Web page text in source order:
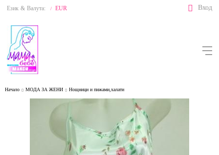
Език & Валута: / EUR Вход
Начало МОДА ЗА ЖЕНИ Нощници и пижами,халати